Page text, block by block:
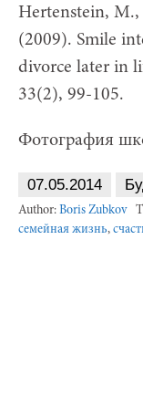
Hertenstein, M.,
(2009). Smile
divorce later in
33(2), 99-105.
Фотография
07.05.2014
Author: Boris Zubkov
семейная жизнь,